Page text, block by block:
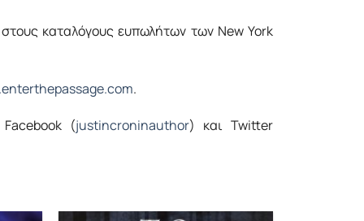
καταλόγους ευπωλήτων των New York
.
Facebook (justincroninauthor) και Twitter